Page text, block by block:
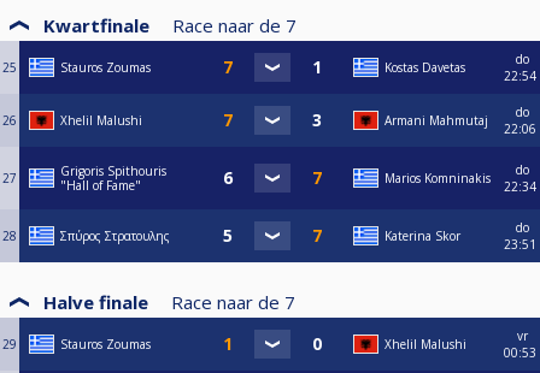
Kwartfinale Race naar de 7
25 Stauros Zoumas Kostas Davetas
do
22:54
26 Xhelil Malushi Armani Mahmutaj
do
22:06
27
Grigoris Spithouris
"Hall of Fame"
Marios Komninakis
do
22:34
28 Σπύρος Στρατουλης Katerina Skor
do
23:51
Halve finale Race naar de 7
29 Stauros Zoumas Xhelil Malushi
vr
00:53